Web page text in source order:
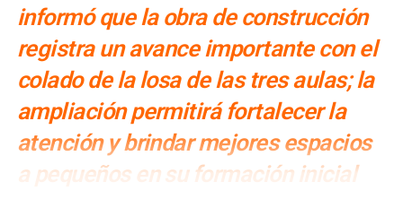
informó que la obra de construcción
registra un avance importante con el
colado de la losa de las tres aulas; la
ampliación permitirá fortalecer la
atención y brindar mejores espacios
a pequeños en su formación inicial